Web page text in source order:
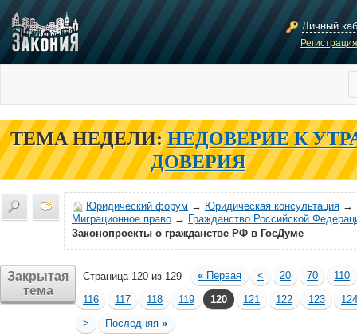
Личный
ТЕМА НЕДЕЛИ: НЕДОВЕРИЕ К
ДОВЕРИЯ
Юридический форум → Юридическая консультация →
Миграционное право → Гражданство Российской
Законопроекты о гражданстве РФ в ГосДуме
Закрытая
тема
Страница 120 из 129 « Первая < 20 70
110
116
117 118 119 120 121 122 123
124
>
Последняя »